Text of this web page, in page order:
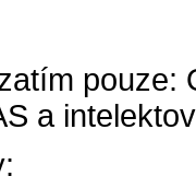
pouze:
a